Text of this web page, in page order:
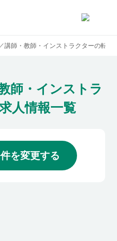
求人
講師・教師・インストラクターの転職
師・インストラ
人情報一覧
を変更する